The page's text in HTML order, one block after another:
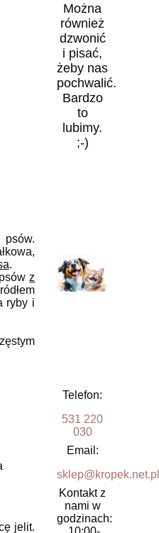
Można
również
dzwonić
i pisać,
żeby nas
pochwalić.
Bardzo
to
lubimy.
;-)
Telefon:
531 220
030
Email:
sklep@kropek.net.pl
Kontakt z
nami w
godzinach:
psów.
.
z
ryby i
jelit.